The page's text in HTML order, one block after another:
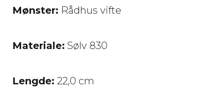
Mønster: Rådhus vifte
Materiale: Sølv 830
Lengde: 22,0 cm